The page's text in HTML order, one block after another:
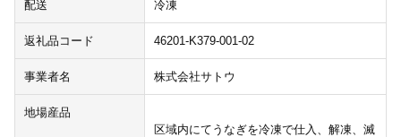
配送 冷凍
返礼品コード 46201-K379-001-02
事業者名 株式会社サトウ
地場産品
区域内にてうなぎを冷凍で仕入、解凍、滅